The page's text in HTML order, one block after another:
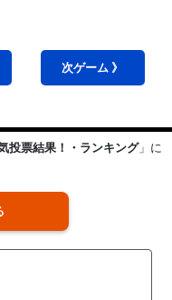
次ゲーム 》
投票結果！・ランキング」に